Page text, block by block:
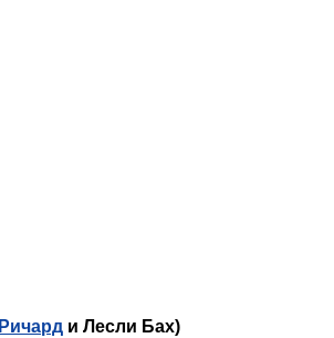
Ричард и Лесли Бах)